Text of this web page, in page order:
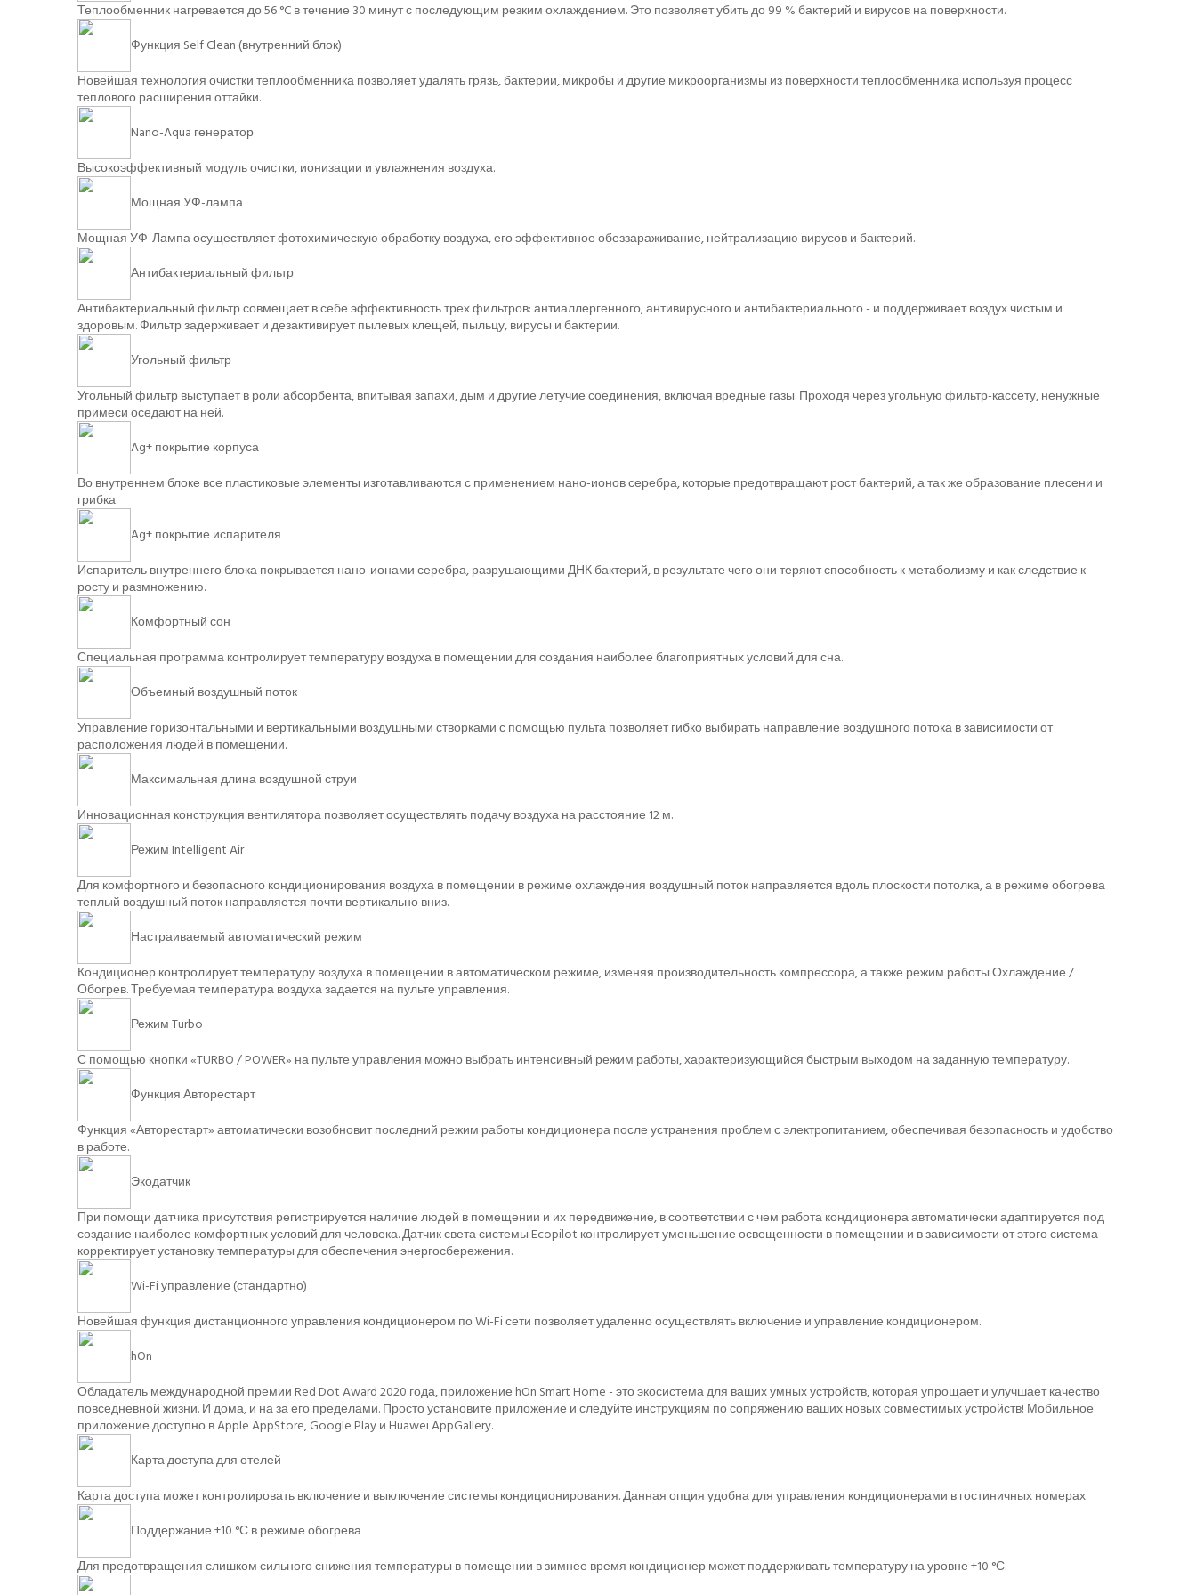
Теплообменник нагревается до 56 °C в течение 30 минут с последующим резким охлаждением. Это позволяет убить до 99 % бактерий и вирусов на поверхности.
Функция Self Clean (внутренний блок)
Новейшая технология очистки теплообменника позволяет удалять грязь, бактерии, микробы и другие микроорганизмы из поверхности теплообменника используя процесс
теплового расширения оттайки.
Nano-Aqua генератор
Высокоэффективный модуль очистки, ионизации и увлажнения воздуха.
Мощная УФ-лампа
Мощная УФ-Лампа осуществляет фотохимическую обработку воздуха, его эффективное обеззараживание, нейтрализацию вирусов и бактерий.
Антибактериальный фильтр
Антибактериальный фильтр совмещает в себе эффективность трех фильтров: антиаллергенного, антивирусного и антибактериального - и поддерживает воздух чистым и
здоровым. Фильтр задерживает и дезактивирует пылевых клещей, пыльцу, вирусы и бактерии.
Угольный фильтр
Угольный фильтр выступает в роли абсорбента, впитывая запахи, дым и другие летучие соединения, включая вредные газы. Проходя через угольную фильтр-кассету, ненужные
примеси оседают на ней.
Ag+ покрытие корпуса
Во внутреннем блоке все пластиковые элементы изготавливаются с применением нано-ионов серебра, которые предотвращают рост бактерий, а так же образование плесени и
грибка.
Ag+ покрытие испарителя
Испаритель внутреннего блока покрывается нано-ионами серебра, разрушающими ДНК бактерий, в результате чего они теряют способность к метаболизму и как следствие к
росту и размножению.
Комфортный сон
Специальная программа контролирует температуру воздуха в помещении для создания наиболее благоприятных условий для сна.
Объемный воздушный поток
Управление горизонтальными и вертикальными воздушными створками с помощью пульта позволяет гибко выбирать направление воздушного потока в зависимости от
расположения людей в помещении.
Максимальная длина воздушной струи
Инновационная конструкция вентилятора позволяет осуществлять подачу воздуха на расстояние 12 м.
Режим Intelligent Air
Для комфортного и безопасного кондиционирования воздуха в помещении в режиме охлаждения воздушный поток направляется вдоль плоскости потолка, а в режиме обогрева
теплый воздушный поток направляется почти вертикально вниз.
Настраиваемый автоматический режим
Кондиционер контролирует температуру воздуха в помещении в автоматическом режиме, изменяя производительность компрессора, а также режим работы Охлаждение /
Обогрев. Требуемая температура воздуха задается на пульте управления.
Режим Turbo
С помощью кнопки «TURBO / POWER» на пульте управления можно выбрать интенсивный режим работы, характеризующийся быстрым выходом на заданную температуру.
Функция Авторестарт
Функция «Авторестарт» автоматически возобновит последний режим работы кондиционера после устранения проблем с электропитанием, обеспечивая безопасность и удобство
в работе.
Экодатчик
При помощи датчика присутствия регистрируется наличие людей в помещении и их передвижение, в соответствии с чем работа кондиционера автоматически адаптируется под
создание наиболее комфортных условий для человека. Датчик света системы Ecopilot контролирует уменьшение освещенности в помещении и в зависимости от этого система
корректирует установку температуры для обеспечения энергосбережения.
Wi-Fi управление (стандартно)
Новейшая функция дистанционного управления кондиционером по Wi-Fi сети позволяет удаленно осуществлять включение и управление кондиционером.
hOn
Обладатель международной премии Red Dot Award 2020 года, приложение hOn Smart Home - это экосистема для ваших умных устройств, которая упрощает и улучшает качество
повседневной жизни. И дома, и на за его пределами. Просто установите приложение и следуйте инструкциям по сопряжению ваших новых совместимых устройств! Мобильное
приложение доступно в Apple AppStore, Google Play и Huawei AppGallery.
Карта доступа для отелей
Карта доступа может контролировать включение и выключение системы кондиционирования. Данная опция удобна для управления кондиционерами в гостиничных номерах.
Поддержание +10 °С в режиме обогрева
Для предотвращения слишком сильного снижения температуры в помещении в зимнее время кондиционер может поддерживать температуру на уровне +10 °С.